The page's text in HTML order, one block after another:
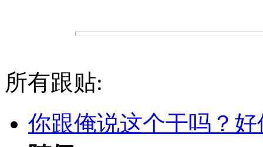
所有跟贴:
你跟俺说这个干吗？